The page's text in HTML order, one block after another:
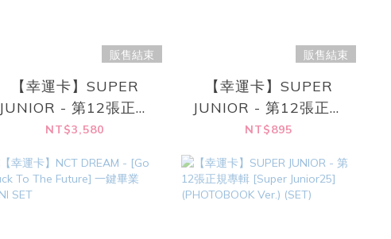
販售結束
【幸運卡】SUPER
JUNIOR - 第12張正規
專輯 [Super Junior25]
NT$3,580
販售結束
【幸運卡】SUPER
JUNIOR - 第12張正規
專輯 [Super Junior25]
NT$895